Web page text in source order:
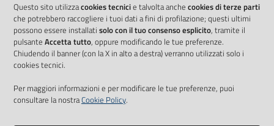
Questo sito utilizzacookies tecnicie talvolta anche cookies di terze parti
che potrebbero raccogliere i tuoi dati a fini di profilazione; questi ultimi
possono essere installati solo con il tuo consenso esplicito, tramite il
pulsante Accetta tutto, oppure modificando le tue preferenze.
Chiudendo il banner (con la X in alto a destra) verranno utilizzati solo i
cookies tecnici.
Per maggiori informazioni e per modificare le tue preferenze, puoi
consultare la nostraCookie Policy.